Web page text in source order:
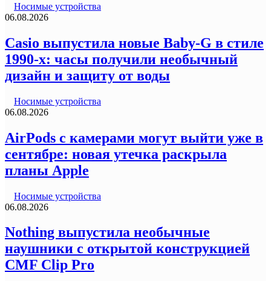
Носимые устройства
06.08.2026
Casio выпустила новые Baby-G в стиле
1990-х: часы получили необычный
дизайн и защиту от воды
Носимые устройства
06.08.2026
AirPods с камерами могут выйти уже в
сентябре: новая утечка раскрыла
планы Apple
Носимые устройства
06.08.2026
Nothing выпустила необычные
наушники с открытой конструкцией
CMF Clip Pro